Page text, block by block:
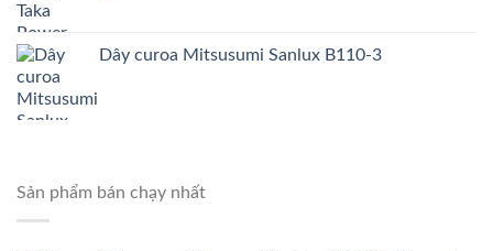
Dây curoa Mitsusumi Sanlux B110-3
Sản phẩm bán chạy nhất